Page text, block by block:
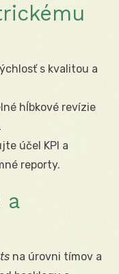
s kvalitou a
hĺbkové revízie
účel KPI a
reporty.
a
na úrovni tímov a